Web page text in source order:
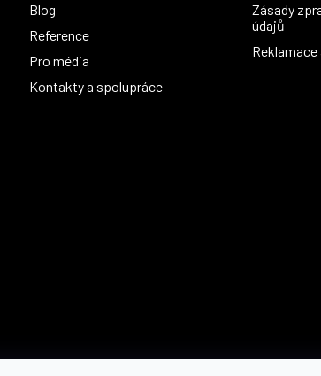
Blog
Reference
Pro média
Kontakty a spolupráce
Zásady
údajů
Možnosti dopravy